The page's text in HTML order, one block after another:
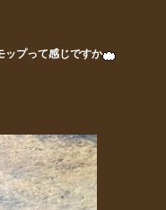
ップって感じですか